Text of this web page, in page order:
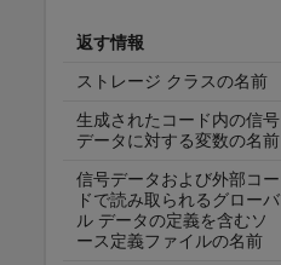
返す情報
ストレージ クラスの名前
生成されたコード内の信号
データに対する変数の名前
信号データおよび外部コー
ドで読み取られるグローバ
ル データの定義を含むソ
ース定義ファイルの名前